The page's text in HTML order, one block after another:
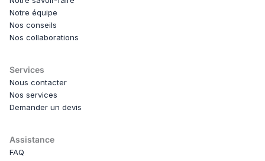
Notre équipe
Nos conseils
Nos collaborations
Services
Nous contacter
Nos services
Demander un devis
Assistance
FAQ